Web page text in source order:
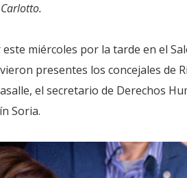
miércoles por la tarde en el
presentes los concejales de
el secretario de Derechos
Soria.